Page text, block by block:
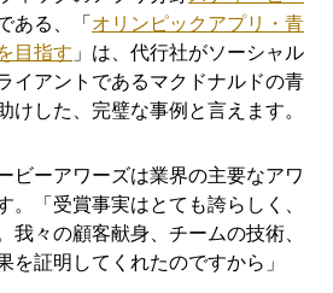
ある、「オリンピックアプリ・青
目指す 」は、代行社がソーシャル
イアントであるマクドナルドの青
けした、完璧な事例と言えます。
ビーアワーズは業界の主要なアワ
。「受賞事実はとても誇らしく、
我々の顧客献身、チームの技術、
を証明してくれたのですから」